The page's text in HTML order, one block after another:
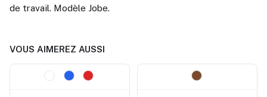
de travail. Modèle Jobe.
VOUS AIMEREZ AUSSI
Nouveau